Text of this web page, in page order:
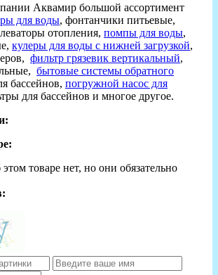
Аквамир большой ассортимент
для воды, фонтанчики питьевые,
отопления, помпы для воды,
кулеры для воды с нижней загрузкой,
фильтр грязевик вертикальный,
бытовые системы обратного
бассейнов, погружной насос для
для бассейнов и многое другое.
товаре нет, но они обязательно